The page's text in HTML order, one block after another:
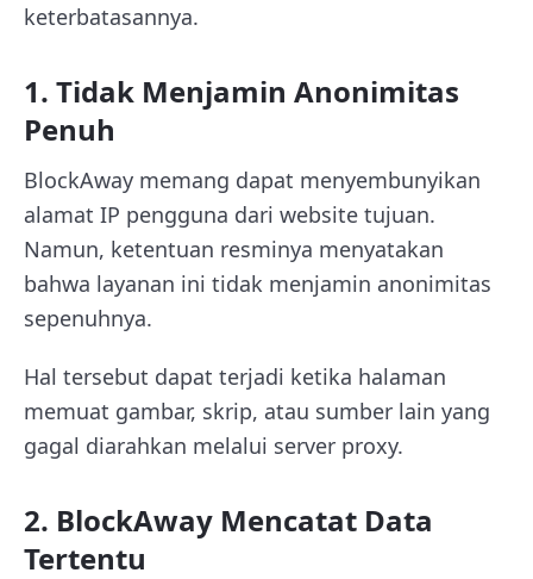
keterbatasannya.
1. Tidak Menjamin Anonimitas
Penuh
BlockAway memang dapat menyembunyikan
alamat IP pengguna dari website tujuan.
Namun, ketentuan resminya menyatakan
bahwa layanan ini tidak menjamin anonimitas
sepenuhnya.
Hal tersebut dapat terjadi ketika halaman
memuat gambar, skrip, atau sumber lain yang
gagal diarahkan melalui server proxy.
2. BlockAway Mencatat Data
Tertentu